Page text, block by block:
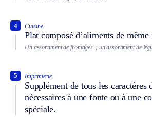
Cuisine.
Plat composé d’aliments de même
4
Un assortiment de fromages ; un assortiment de
Imprimerie.
Supplément de tous les caractères
nécessaires à une fonte ou à une
spéciale.
5